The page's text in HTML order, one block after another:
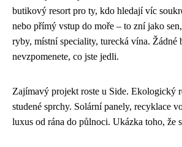
butikový resort pro ty, kdo hledají víc
nebo přímý vstup do moře – to zní jako
ryby, místní speciality, turecká vína. Žádné
nevzpomenete, co jste jedli.
Zajímavý projekt roste u Side. Ekologický
studené sprchy. Solární panely, recyklace
luxus od rána do půlnoci. Ukázka toho, že